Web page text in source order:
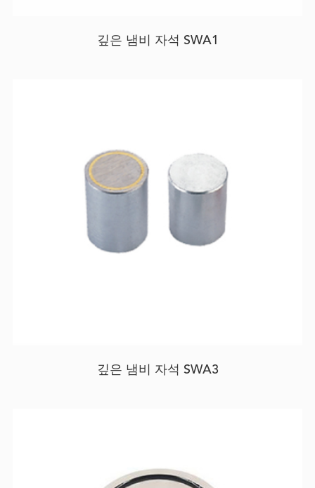
깊은 냄비 자석 SWA1
깊은 냄비 자석 SWA3